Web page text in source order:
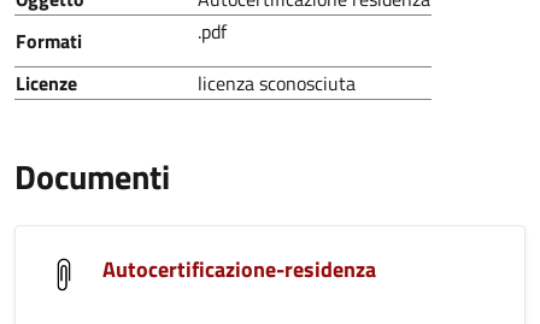
Formati
.pdf
Licenze
licenza sconosciuta
Documenti
Autocertificazione-residenza